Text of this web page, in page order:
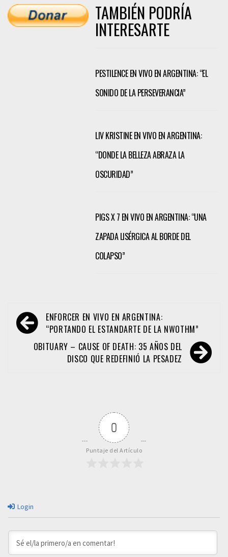
TAMBIÉN PODRÍA
INTERESARTE
PESTILENCE EN VIVO EN ARGENTINA: “EL
SONIDO DE LA PERSEVERANCIA”
LIV KRISTINE EN VIVO EN ARGENTINA:
“DONDE LA BELLEZA ABRAZA LA
OSCURIDAD”
PIGS X 7 EN VIVO EN ARGENTINA: “UNA
ZAPADA LISÉRGICA AL BORDE DEL
COLAPSO”
Navegación
de
entradas
ENFORCER EN VIVO EN ARGENTINA:
“PORTANDO EL ESTANDARTE DE LA NWOTHM”
OBITUARY – CAUSE OF DEATH: 35 AÑOS DEL
DISCO QUE REDEFINIÓ LA PESADEZ
0
Puntaje del Artículo
Login